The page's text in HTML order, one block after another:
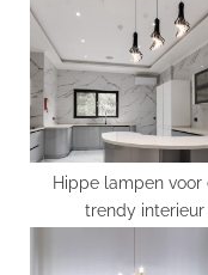
P
o
s
s
:
Hippe lampen voor
trendy interieur